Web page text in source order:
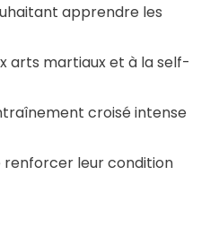
apprendre les
arts martiaux et à la self-
croisé intense
renforcer leur condition